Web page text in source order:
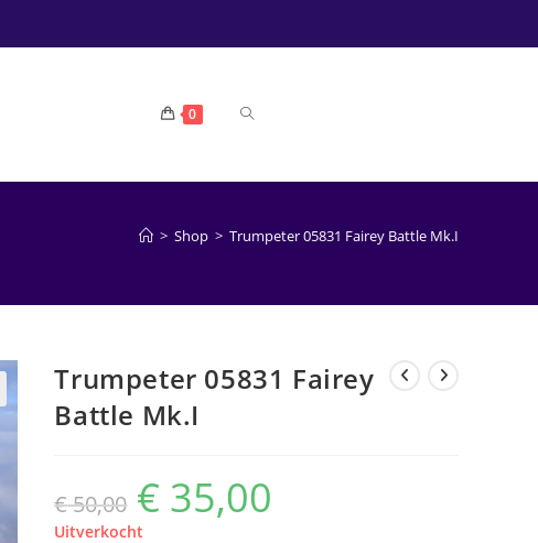
0 TOGGLE
> Shop > Trumpeter 05831 Fairey Battle Mk.I
Trumpeter 05831 Fairey
Battle Mk.I
€50,00
Oorspronkelijke
prijs
was:
€ 50,00.
€ 35,00
Uitverkocht